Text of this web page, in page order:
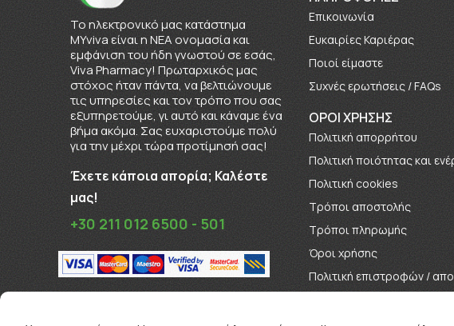
To ηλεκτρονικό μας κατάστημα
MYviva είναι η ΝΕΑ ονομασία και
εμφάνιση του ήδη γνωστού σε εσάς,
Viva Pharmacy! Πρωταρχικός μας
στόχος ήταν πάντα, να βελτιώνουμε
τις υπηρεσίες και τον τρόπο που σας
εξυπηρετούμε, γι αυτό και κάναμε ένα
βήμα ακόμα. Σας ευχαριστούμε πολύ
για την μέχρι τώρα προτίμησή σας!
Έχετε κάποια απορία; Καλέστε
μας!
+30 211 012 6500 - 501
Επικοινωνία
Ευκαιρίες Καριέρας
Πoιοί είμαστε
Συχνές ερωτήσεις / FAQs
ΟΡΟΙ ΧΡΗΣΗΣ
Πολιτική απορρήτου
Πολιτική ποιότητας και
Πολιτική cookies
Τρόποι αποστολής
Τρόποι πληρωμής
Όροι χρήσης
Πολιτική επιστροφών /